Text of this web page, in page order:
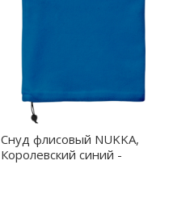
Снуд флисовый NUKKA,
Королевский синий -